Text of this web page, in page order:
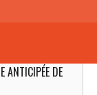
ANTICIPÉE DE